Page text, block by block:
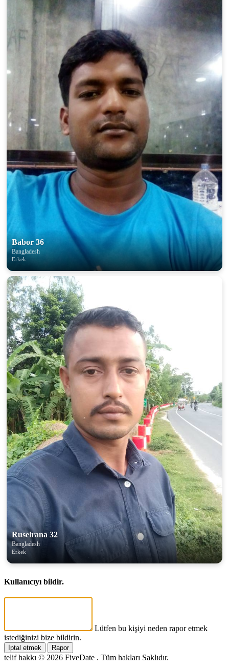
Babor 36
Bangladesh
Erkek
Ruselrana 32
Bangladesh
Erkek
Kullanıcıyı bildir.
Lütfen bu kişiyi neden rapor etmek
istediğinizi bize bildirin.
İptal etmek Rapor
telif hakkı © 2026 FiveDate . Tüm hakları Saklıdır.